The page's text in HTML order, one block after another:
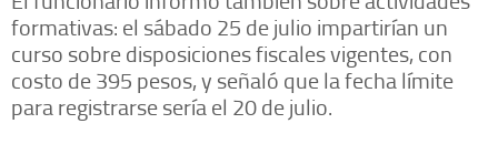
formativas: el sábado 25 de julio impartirían un
curso sobre disposiciones fiscales vigentes, con
costo de 395 pesos, y señaló que la fecha límite
para registrarse sería el 20 de julio.